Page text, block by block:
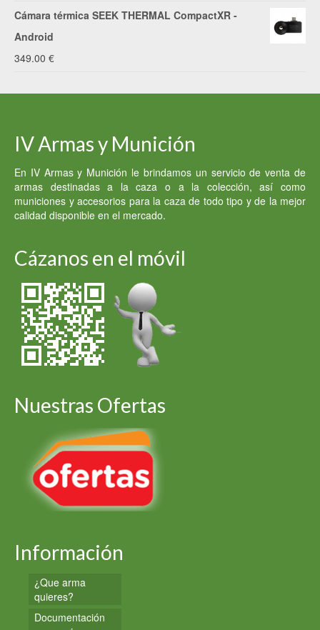
5,000.00 €.3,000.00 €.
precio
precio
Cámara térmica SEEK THERMAL CompactXR -
Android
349.00 €
IV Armas y Munición
En IV Armas y Munición le brindamos un servicio de venta de
armas destinadas a la caza o a la colección, así como
municiones y accesorios para la caza de todo tipo y de la mejor
calidad disponible en el mercado.
Cázanos en el móvil
Nuestras Ofertas
Información
¿Que arma
quieres?
Documentación